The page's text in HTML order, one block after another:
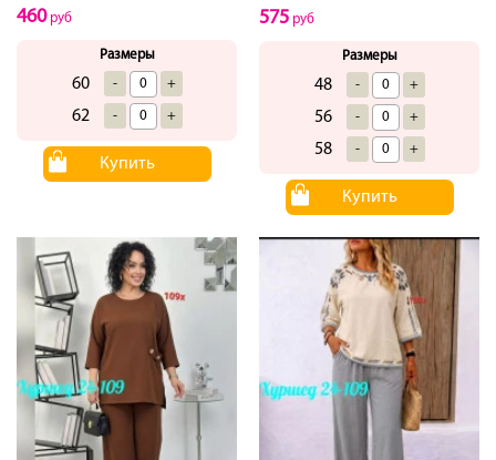
460руб
Размеры
60 - +
62 - +
Купить
575 руб
Размеры
48 - +
56 - +
58 - +
Купить